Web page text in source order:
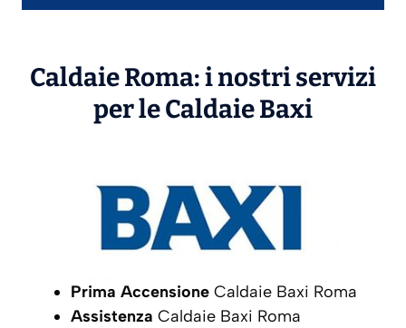
Caldaie Roma: i nostri servizi
per le CaldaieBaxi
Prima Accensione Caldaie Baxi Roma
Assistenza Caldaie Baxi Roma